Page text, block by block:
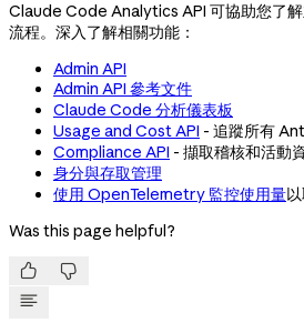
Claude Code Analytics API 可協助您了
流程。深入了解相關功能：
Admin API
Admin API 參考文件
Claude Code 分析儀表板
Usage and Cost API - 追蹤所有
Compliance API - 擷取稽核和活動
身分與存取管理
使用 OpenTelemetry 監控使用量
Was this page helpful?
 